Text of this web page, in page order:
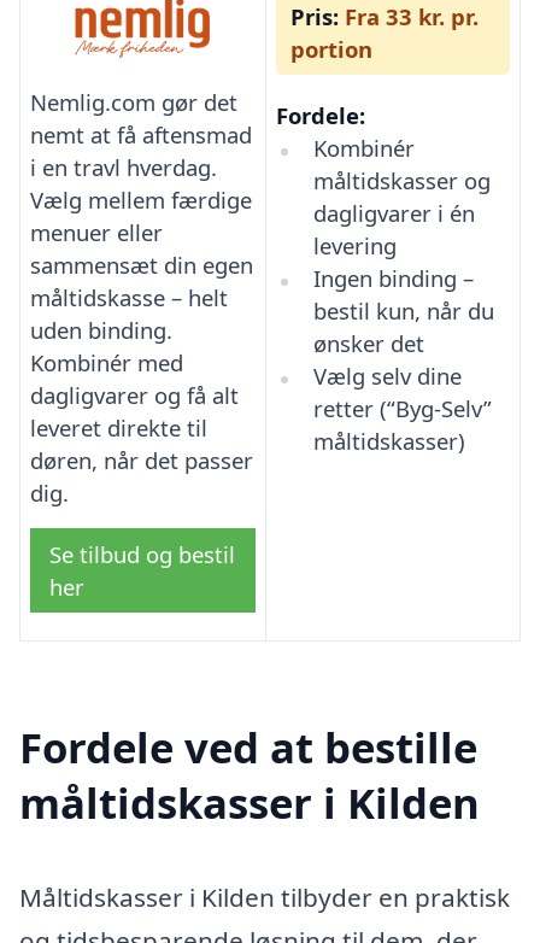
Nemlig.com gør det
nemt at få aftensmad
i en travl hverdag.
Vælg mellem færdige
menuer eller
sammensæt din egen
måltidskasse – helt
uden binding.
Kombinér med
dagligvarer og få alt
leveret direkte til
døren, når det passer
dig.
Se tilbud og bestil
her
Pris: Fra 33 kr. pr.
portion
Fordele:
Kombinér
måltidskasser og
dagligvarer i én
levering
Ingen binding –
bestil kun, når du
ønsker det
Vælg selv dine
retter (“Byg-Selv”
måltidskasser)
Fordele ved at bestille
måltidskasser i Kilden
Måltidskasser i Kilden tilbyder en praktisk